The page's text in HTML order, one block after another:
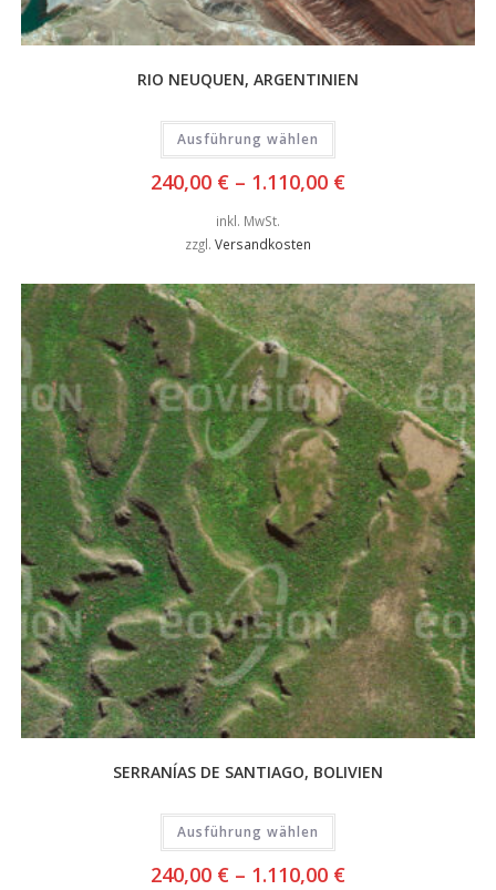
RIO NEUQUEN, ARGENTINIEN
Ausführung wählen
240,00 € – 1.110,00 €
inkl. MwSt.
zzgl. Versandkosten
SERRANÍAS DE SANTIAGO, BOLIVIEN
Ausführung wählen
240,00 € – 1.110,00 €